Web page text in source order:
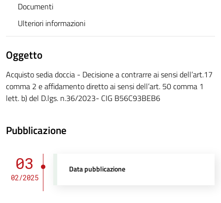
Documenti
Ulteriori informazioni
Oggetto
Acquisto sedia doccia - Decisione a contrarre ai sensi dell’art.17
comma 2 e affidamento diretto ai sensi dell’art. 50 comma 1
lett. b) del D.lgs. n.36/2023- CIG B56C93BEB6
Pubblicazione
03
02/2025
Data pubblicazione